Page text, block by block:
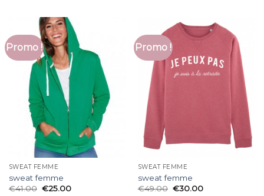
Promo !
SWEAT FEMME
sweat femme
€41.00 €25.00
Promo !
SWEAT FEMME
sweat femme
€49.00 €30.00